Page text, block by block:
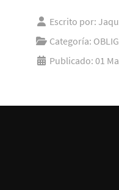
Escrito por:
Categoría:
Publicado: 01